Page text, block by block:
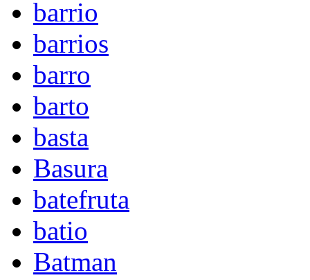
barrio
barrios
barro
barto
basta
Basura
batefruta
batio
Batman